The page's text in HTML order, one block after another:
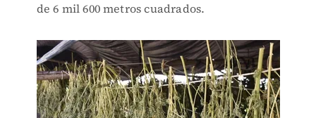
de 6 mil 600 metros cuadrados.